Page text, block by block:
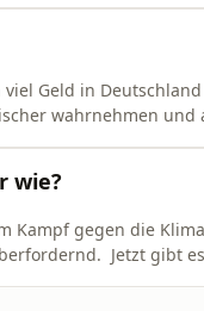
Geld in
wahrnehmen
wie?
Kampf gegen die
Jetzt gibt